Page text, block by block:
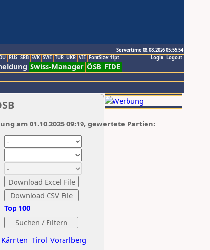
Servertime 08.08.2026 05:55:54
Logout
Login
RUS SRB SVK SWE TUR UKR VIE FontSize:11pt
Swiss-Manager ÖSB FIDE
Kärnten Tirol Vorarlberg
Top 100
am 01.10.2025 09:19, gewertete Partien: